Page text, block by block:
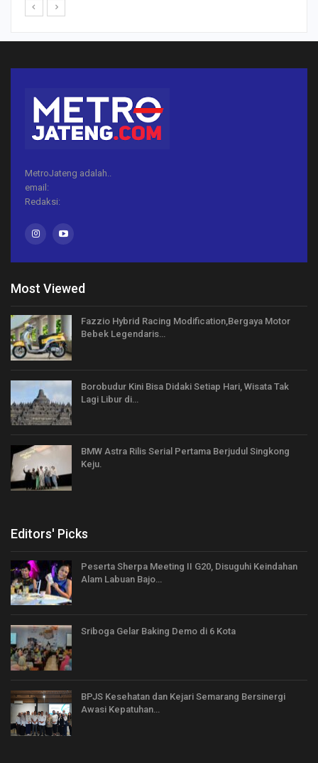
MetroJateng adalah..
email:
Redaksi:
Most Viewed
Fazzio Hybrid Racing Modification,Bergaya Motor
Bebek Legendaris…
Borobudur Kini Bisa Didaki Setiap Hari, Wisata Tak
Lagi Libur di…
BMW Astra Rilis Serial Pertama Berjudul Singkong
Keju.
Editors' Picks
Peserta Sherpa Meeting II G20, Disuguhi Keindahan
Alam Labuan Bajo…
Sriboga Gelar Baking Demo di 6 Kota
BPJS Kesehatan dan Kejari Semarang Bersinergi
Awasi Kepatuhan…